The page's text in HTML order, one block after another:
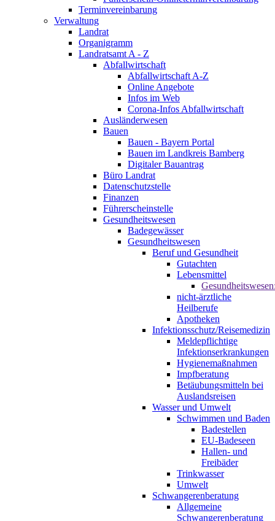
Terminvereinbarung
Verwaltung
Landrat
Organigramm
Landratsamt A - Z
Abfallwirtschaft
Abfallwirtschaft A-Z
Online Angebote
Infos im Web
Corona-Infos Abfallwirtschaft
Ausländerwesen
Bauen
Bauen - Bayern Portal
Bauen im Landkreis Bamberg
Digitaler Bauantrag
Büro Landrat
Datenschutzstelle
Finanzen
Führerscheinstelle
Gesundheitswesen
Badegewässer
Gesundheitswesen
Beruf und Gesundheit
Gutachten
Lebensmittel
nicht-ärztliche
Heilberufe
Apotheken
Infektionsschutz/Reisemedizin
Meldepflichtige
Infektionserkrankungen
Hygienemaßnahmen
Impfberatung
Betäubungsmitteln bei
Auslandsreisen
Wasser und Umwelt
Schwimmen und Baden
Badestellen
EU-Badeseen
Hallen- und
Freibäder
Trinkwasser
Umwelt
Schwangerenberatung
Allgemeine
Schwangerenberatung